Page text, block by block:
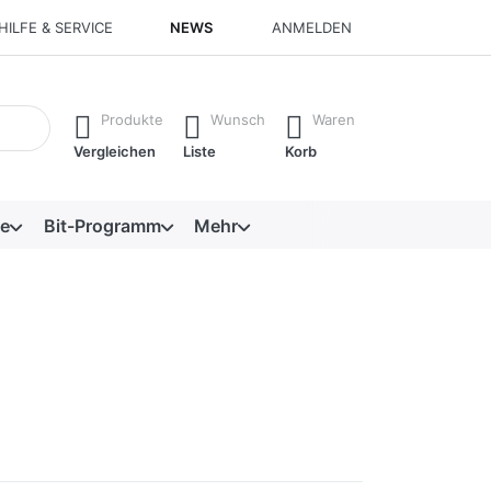
HILFE & SERVICE NEWS ANMELDEN
erste Ergebnisse. Drücken Sie die Eingabetaste, um alle
Produkte
Vergleichen
Wunsch
Liste
Waren
Korb
Bit-Programm Mehr